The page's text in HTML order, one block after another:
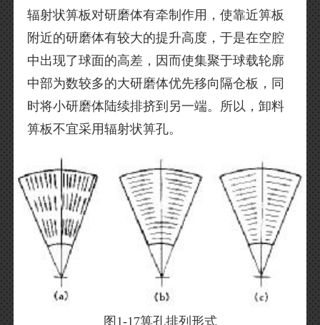
辐射状箅板对研磨体有牵制作用，使靠近箅板
附近的研磨体有较大的提升高度，于是在空腔
中出现了球面的高差，因而使集聚于球载轮廓
中部为数较多的大研磨体优先移向隔仓板，同
时将小研磨体陆续排挤到另一端。所以，卸料
箅板不宜采用辐射状箅孔。
图1-17箅孔排列形式